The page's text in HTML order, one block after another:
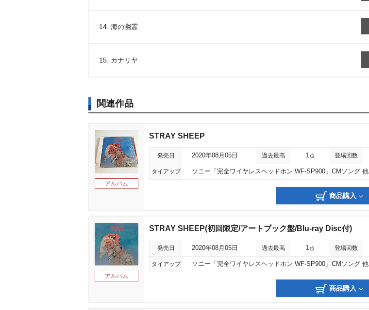
14. 海の幽霊
15. カナリヤ
関連作品
アルバム
STRAY SHEEP
発売日 2020年08月05日 過去最高 1 位 登場回数
タイアップ ソニー「完全ワイヤレスヘッドホン WF-SP900」CMソング 他
商品購入
アルバム
STRAY SHEEP(初回限定/アートブック盤/Blu-ray Disc付)
発売日 2020年08月05日 過去最高 1 位 登場回数
タイアップ ソニー「完全ワイヤレスヘッドホン WF-SP900」CMソング 他
商品購入